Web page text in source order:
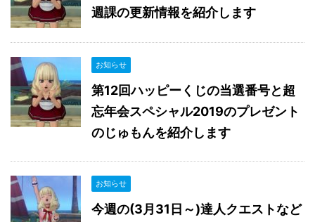
週課の更新情報を紹介します
お知らせ
第12回ハッピーくじの当選番号と超
忘年会スペシャル2019のプレゼント
のじゅもんを紹介します
お知らせ
今週の(3月31日～)達人クエストなど